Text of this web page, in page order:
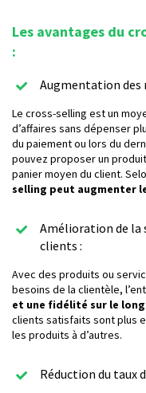
Les avantages du
:
Augmentation des
Le cross-selling est un
d’affaires sans dépenser
du paiement ou lors du
pouvez proposer un
panier moyen du client.
selling peut augmenter
Amélioration de la
clients :
Avec des produits ou
besoins de la clientèle,
et une fidélité sur le
clients satisfaits sont plus
les produits à d’autres.
Réduction du taux